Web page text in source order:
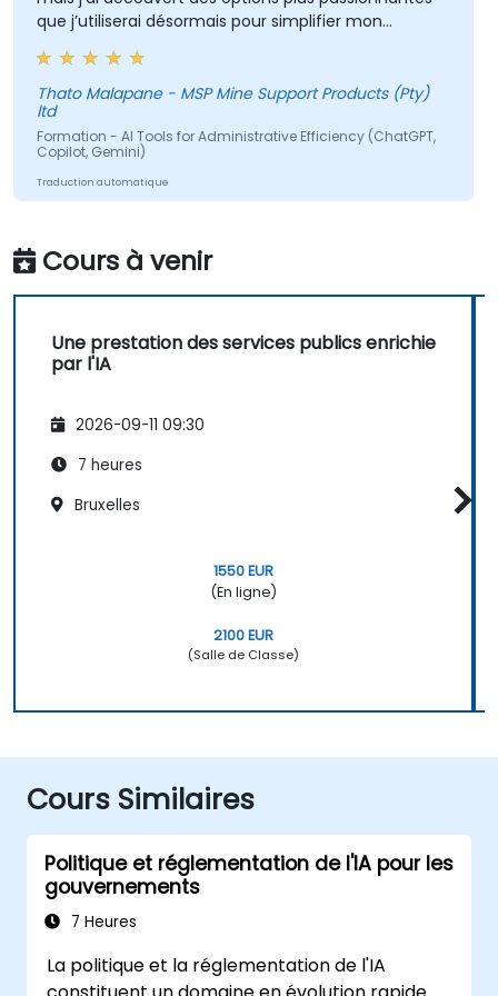
que j’utiliserai désormais pour simplifier mon
quotidien.
Thato Malapane - MSP Mine Support Products (Pty)
ltd
Formation - AI Tools for Administrative Efficiency (ChatGPT,
Copilot, Gemini)
Traduction automatique
Cours à venir
Une prestation des services publics enrichie
par l'IA
2026-09-11 09:30
7 heures
Bruxelles
1550 EUR
(En ligne)
2100 EUR
(Salle de Classe)
Cours Similaires
Politique et réglementation de l'IA pour les
gouvernements
7 Heures
La politique et la réglementation de l'IA